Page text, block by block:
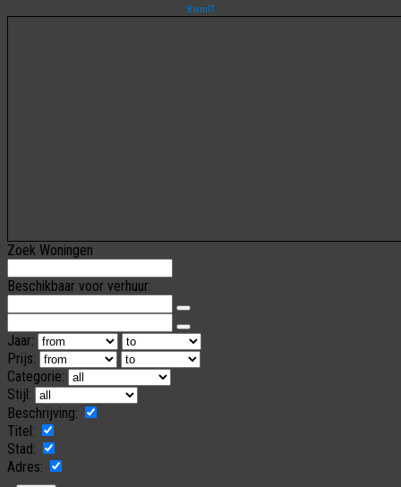
BlamIT
Zoek Woningen
Beschikbaar voor verhuur:
Jaar:
Prijs:
Categorie:
Stijl:
Beschrijving:
Titel:
Stad:
Adres: